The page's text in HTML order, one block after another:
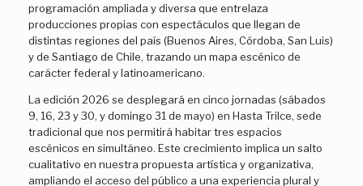
programación ampliada y diversa que entrelaza
producciones propias con espectáculos que llegan de
distintas regiones del país (Buenos Aires, Córdoba, San Luis)
y de Santiago de Chile, trazando un mapa escénico de
carácter federal y latinoamericano.
La edición 2026 se desplegará en cinco jornadas (sábados
9, 16, 23 y 30, y domingo 31 de mayo) en Hasta Trilce, sede
tradicional que nos permitirá habitar tres espacios
escénicos en simultáneo. Este crecimiento implica un salto
cualitativo en nuestra propuesta artística y organizativa,
ampliando el acceso del público a una experiencia plural y